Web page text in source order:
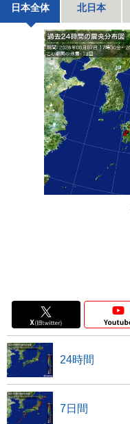
日本全体 北日本
24時間
7日間